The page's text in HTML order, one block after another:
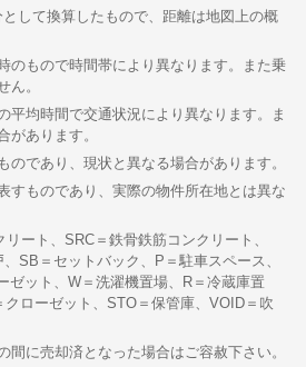
して換算したもので、距離は地図上の概
のもので時間帯により異なります。また乗
ん。
平均時間で交通状況により異なります。ま
があります。
のであり、現状と異なる場合があります。
すものであり、実際の物件所在地とは異な
ート、SRC＝鉄骨鉄筋コンクリート、
SB＝セットバック、P＝駐車スペース、
ゼット、W＝洗濯機置場、R＝冷蔵庫置
クローゼット、STO＝保管庫、VOID＝吹
間に売却済となった場合はご容赦下さい。